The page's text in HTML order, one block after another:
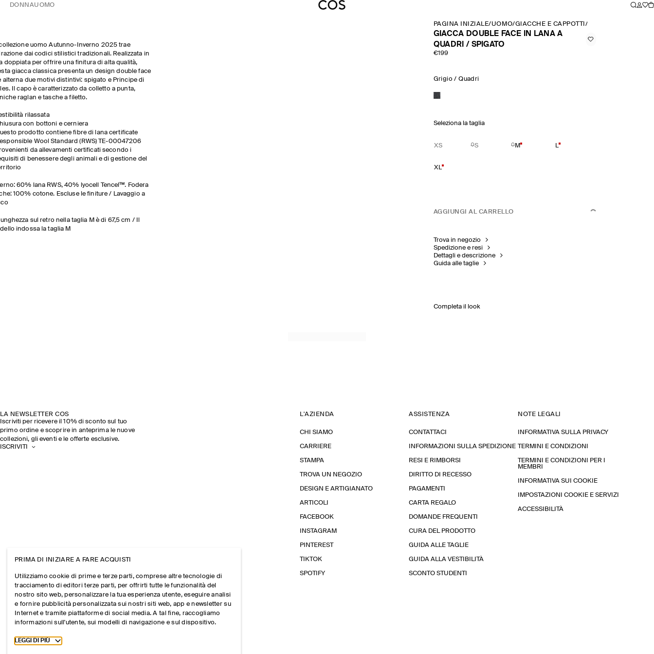
DONNAUOMO
uomo Autunno-Inverno 2025 trae
dai codici stilistici tradizionali. Realizzata in
doppiata per offrire una finitura di alta qualità,
giacca classica presenta un design double face
alterna due motivi distintivi: spigato e Principe di
.
Il capo è caratterizzato da colletto a punta,
raglan e tasche a filetto.
rilassata
con bottoni e cerniera
prodotto contiene fibre di lana certificate
Wool Standard (RWS) TE-00047206
da allevamenti certificati secondo i
di benessere degli animali e di gestione del
60% lana RWS, 40% lyocell Tencel™. Fodera
100% cotone. Escluse le finiture / Lavaggio a
sul retro nella taglia M è di 67,5 cm / Il
indossa la taglia M
PAGINA INIZIALE/UOMO/GIACCHE E CAPPOTTI /
GIACCA DOUBLE FACE IN LANA A
QUADRI / SPIGATO
€199
Grigio / Quadri
Seleziona la taglia
XS S M L
XL
AGGIUNGI AL CARRELLO
Trova in negozio
Spedizione e resi
Dettagli e descrizione
Guida alle taglie
Completa il look
LA NEWSLETTER COS
Iscriviti per ricevere il 10% di sconto sul tuo
primo ordine e scoprire in anteprima le nuove
collezioni, gli eventi e le offerte esclusive.
ISCRIVITI
L'AZIENDA
CHI SIAMO
CARRIERE
STAMPA
TROVA UN NEGOZIO
DESIGN E ARTIGIANATO
ARTICOLI
FACEBOOK
INSTAGRAM
PINTEREST
TIKTOK
SPOTIFY
ASSISTENZA
CONTATTACI
INFORMAZIONI SULLA SPEDIZIONE
RESI E RIMBORSI
DIRITTO DI RECESSO
PAGAMENTI
CARTA REGALO
DOMANDE FREQUENTI
CURA DEL PRODOTTO
GUIDA ALLE TAGLIE
GUIDA ALLA VESTIBILITÀ
SCONTO STUDENTI
NOTE LEGALI
INFORMATIVA SULLA PRIVACY
TERMINI E CONDIZIONI
TERMINI E CONDIZIONI PER I
MEMBRI
INFORMATIVA SUI COOKIE
IMPOSTAZIONI COOKIE E SERVIZI
ACCESSIBILITÀ
PRIMA DI INIZIARE A FARE ACQUISTI
Utilizziamo cookie di prime e terze parti, comprese altre tecnologie di
tracciamento di editori terze parti, per offrirti tutte le funzionalità del
nostro sito web, personalizzare la tua esperienza utente, eseguire analisi
e fornire pubblicità personalizzata sui nostri siti web, app e newsletter su
Internet e tramite piattaforme di social media. A tal fine, raccogliamo
informazioni sull'utente, sui modelli di navigazione e sul dispositivo.
Toggle more cookie information
LEGGI DI PIÙ